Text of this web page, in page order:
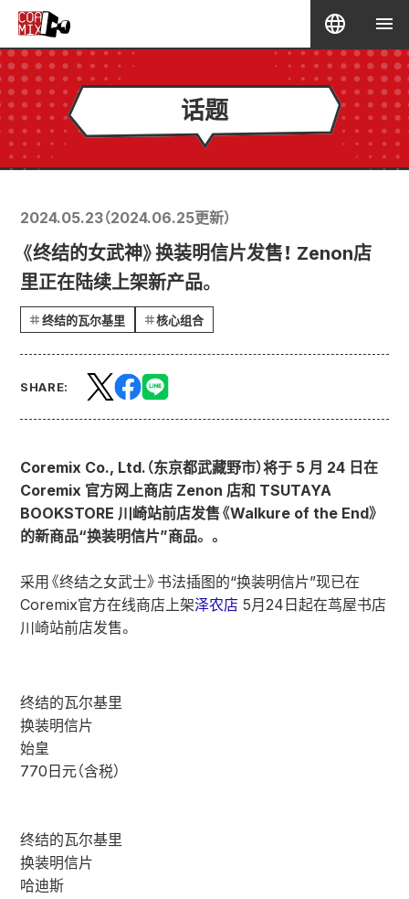
话题
2024.05.23（2024.06.25更新）
《终结的女武神》换装明信片发售！ Zenon店
里正在陆续上架新产品。
终结的瓦尔基里 核心组合
SHARE:
Coremix Co., Ltd.（东京都武藏野市）将于 5 月 24 日在
Coremix 官方网上商店 Zenon 店和 TSUTAYA
BOOKSTORE 川崎站前店发售《Walkure of the End》
的新商品“换装明信片”商品。 。
采用《终结之女武士》书法插图的“换装明信片”现已在
Coremix官方在线商店上架泽农店 5月24日起在茑屋书店
川崎站前店发售。
终结的瓦尔基里
换装明信片
始皇
770日元（含税）
终结的瓦尔基里
换装明信片
哈迪斯